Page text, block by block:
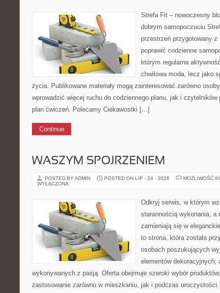
Strefa Fit – nowoczesny
dobrym samopoczuciu
przestrzeń przygotowany
poprawić codzienne
którym regularna
chwilowa moda, lecz jako
życia. Publikowane materiały mogą zainteresować zarówno
wprowadzić więcej ruchu do codziennego planu, jak i
plan ćwiczeń. Polecamy Ciekawostki […]
Continue
WASZYM SPOJRZENIEM
POSTED BY ADMIN POSTED ON LIP - 24 - 2026
MOŻLIWOŚĆ
WYŁĄCZONA
Odkryj serwis, w którym
starannością wykonania, a
zamieniają się w
to strona, która została
osobach poszukujących
elementów dekoracyjnych,
wykonywanych z pasją. Oferta obejmuje szeroki wybór
zastosowanie zarówno w mieszkaniu, jak i podczas